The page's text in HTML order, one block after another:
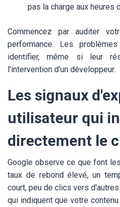
pas la charge aux heures
Commencez par auditer
performance. Les
identifier, même si leur
l'intervention d'un développeur.
Les signaux
utilisateur qui
directement le
Google observe ce que font
taux de rebond élevé, un
court, peu de clics vers
qui indiquent que votre